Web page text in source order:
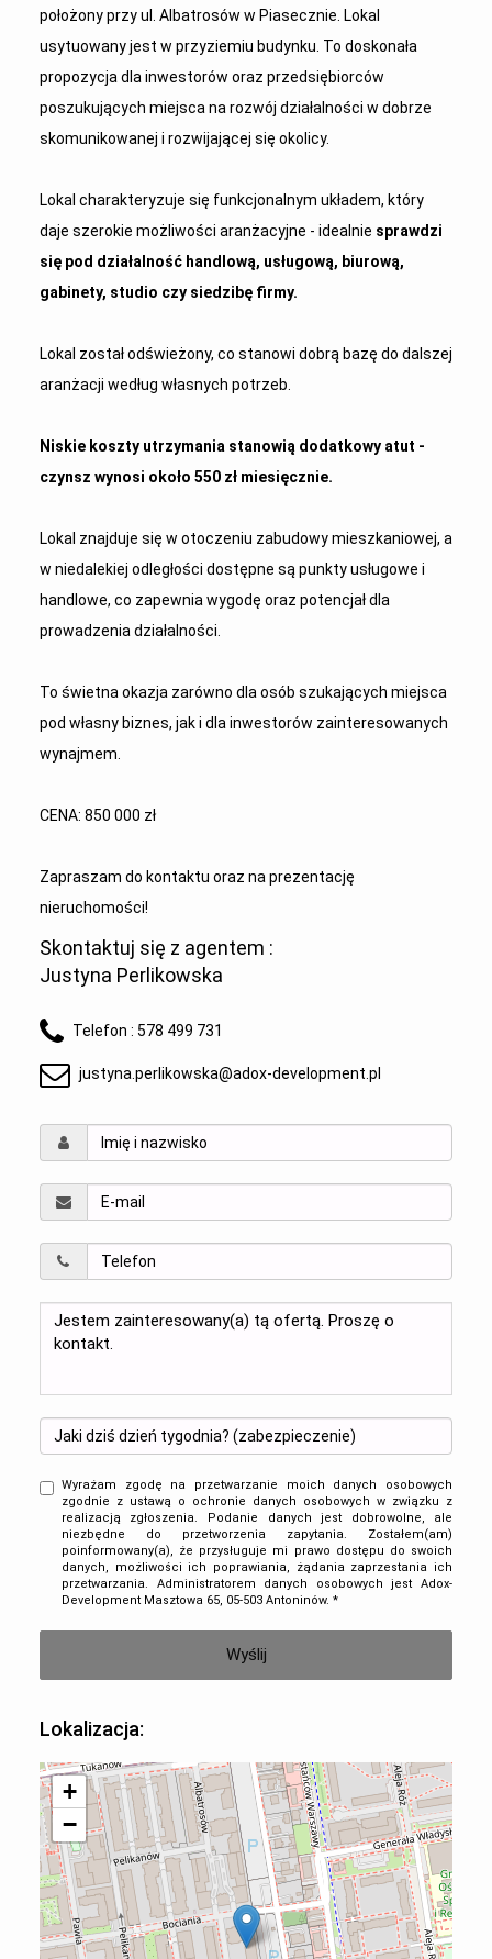
położony przy ul. Albatrosów w Piasecznie. Lokal
usytuowany jest w przyziemiu budynku. To doskonała
propozycja dla inwestorów oraz przedsiębiorców
poszukujących miejsca na rozwój działalności w dobrze
skomunikowanej i rozwijającej się okolicy.
Lokal charakteryzuje się funkcjonalnym układem, który
daje szerokie możliwości aranżacyjne - idealnie sprawdzi
się pod działalność handlową, usługową, biurową,
gabinety, studio czy siedzibę firmy.
Lokal został odświeżony, co stanowi dobrą bazę do dalszej
aranżacji według własnych potrzeb.
Niskie koszty utrzymania stanowią dodatkowy atut -
czynsz wynosi około 550 zł miesięcznie.
Lokal znajduje się w otoczeniu zabudowy mieszkaniowej, a
w niedalekiej odległości dostępne są punkty usługowe i
handlowe, co zapewnia wygodę oraz potencjał dla
prowadzenia działalności.
To świetna okazja zarówno dla osób szukających miejsca
pod własny biznes, jak i dla inwestorów zainteresowanych
wynajmem.
CENA: 850 000 zł
Zapraszam do kontaktu oraz na prezentację
nieruchomości!
Skontaktuj się z agentem :
Justyna Perlikowska
Telefon : 578 499 731
justyna.perlikowska@adox-development.pl
Wyrażam zgodę na przetwarzanie moich danych osobowych
zgodnie z ustawą o ochronie danych osobowych w związku z
realizacją zgłoszenia. Podanie danych jest dobrowolne, ale
niezbędne do przetworzenia zapytania. Zostałem(am)
poinformowany(a), że przysługuje mi prawo dostępu do swoich
danych, możliwości ich poprawiania, żądania zaprzestania ich
przetwarzania. Administratorem danych osobowych jest Adox-
Development Masztowa 65, 05-503 Antoninów. *
Lokalizacja:
+
−